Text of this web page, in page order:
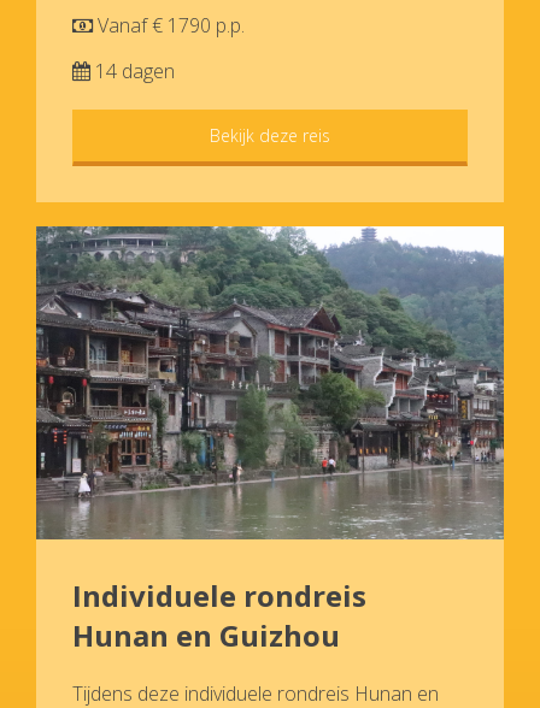
Vanaf € 1790 p.p.
14 dagen
Bekijk deze reis
Individuele rondreis
Hunan en Guizhou
Tijdens deze individuele rondreis Hunan en